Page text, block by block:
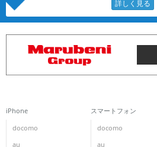
iPhone
docomo
au
スマートフォン
docomo
au